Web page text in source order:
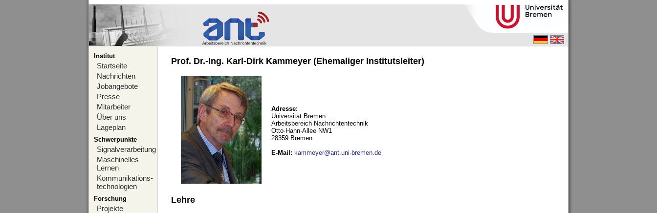
Institut
Startseite
Nachrichten
Jobangebote
Presse
Mitarbeiter
Über uns
Lageplan
Schwerpunkte
Signalverarbeitung
Maschinelles
Lernen
Kommunikations-
technologien
Forschung
Projekte
Prof. Dr.-Ing. Karl-Dirk Kammeyer (Ehemaliger Institutsleiter)
Adresse:
Universität Bremen
Arbeitsbereich Nachrichtentechnik
Otto-Hahn-Allee NW1
28359 Bremen
E-Mail : kammeyer@ant.uni-bremen.de
Lehre